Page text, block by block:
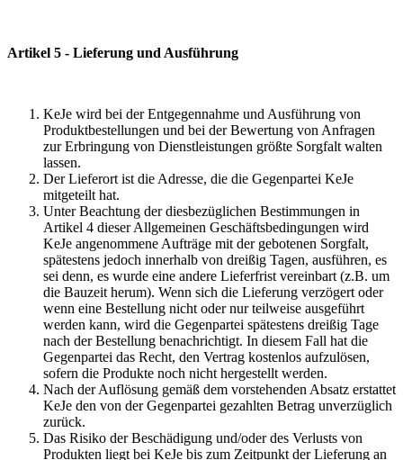
Artikel 5 - Lieferung und Ausführung
KeJe wird bei der Entgegennahme und Ausführung von
Produktbestellungen und bei der Bewertung von Anfragen
zur Erbringung von Dienstleistungen größte Sorgfalt walten
lassen.
Der Lieferort ist die Adresse, die die Gegenpartei KeJe
mitgeteilt hat.
Unter Beachtung der diesbezüglichen Bestimmungen in
Artikel 4 dieser Allgemeinen Geschäftsbedingungen wird
KeJe angenommene Aufträge mit der gebotenen Sorgfalt,
spätestens jedoch innerhalb von dreißig Tagen, ausführen, es
sei denn, es wurde eine andere Lieferfrist vereinbart (z.B. um
die Bauzeit herum). Wenn sich die Lieferung verzögert oder
wenn eine Bestellung nicht oder nur teilweise ausgeführt
werden kann, wird die Gegenpartei spätestens dreißig Tage
nach der Bestellung benachrichtigt. In diesem Fall hat die
Gegenpartei das Recht, den Vertrag kostenlos aufzulösen,
sofern die Produkte noch nicht hergestellt werden.
Nach der Auflösung gemäß dem vorstehenden Absatz erstattet
KeJe den von der Gegenpartei gezahlten Betrag unverzüglich
zurück.
Das Risiko der Beschädigung und/oder des Verlusts von
Produkten liegt bei KeJe bis zum Zeitpunkt der Lieferung an